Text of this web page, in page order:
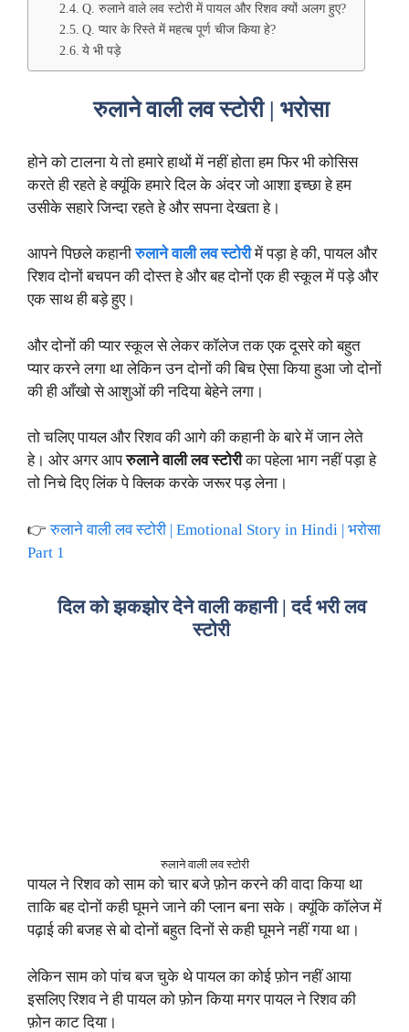
Q. रुलाने वाले लव स्टोरी में पायल और रिशव क्यों अलग हुए?
Q. प्यार के रिस्ते में महत्ब पूर्ण चीज किया हे?
ये भी पड़े
रुलाने वाली लव स्टोरी | भरोसा
होने को टालना ये तो हमारे हाथों में नहीं होता हम फिर भी कोसिस
करते ही रहते हे क्यूंकि हमारे दिल के अंदर जो आशा इच्छा हे हम
उसीके सहारे जिन्दा रहते हे और सपना देखता हे।
आपने पिछले कहानीरुलाने वाली लव स्टोरीमें पड़ा हे की, पायल और
रिशव दोनों बचपन की दोस्त हे और बह दोनों एक ही स्कूल में पड़े और
एक साथ ही बड़े हुए।
और दोनों की प्यार स्कूल से लेकर कॉलेज तक एक दूसरे को बहुत
प्यार करने लगा था लेकिन उन दोनों की बिच ऐसा किया हुआ जो दोनों
की ही आँखो से आशुओं की नदिया बेहेने लगा।
तो चलिए पायल और रिशव की आगे की कहानी के बारे में जान लेते
हे। ओर अगर आपरुलाने वाली लव स्टोरीका पहेला भाग नहीं पड़ा हे
तो निचे दिए लिंक पे क्लिक करके जरूर पड़ लेना।
👉 रुलाने वाली लव स्टोरी | Emotional Story in Hindi | भरोसा
Part 1
दिल को झकझोर देने वाली कहानी | दर्द भरी लव
स्टोरी
रुलाने वाली लव स्टोरी
पायल ने रिशव को साम को चार बजे फ़ोन करने की वादा किया था
ताकि बह दोनों कही घूमने जाने की प्लान बना सके। क्यूंकि कॉलेज में
पढ़ाई की बजह से बो दोनों बहुत दिनों से कही घूमने नहीं गया था।
लेकिन साम को पांच बज चुके थे पायल का कोई फ़ोन नहीं आया
इसलिए रिशव ने ही पायल को फ़ोन किया मगर पायल ने रिशव की
फ़ोन काट दिया।